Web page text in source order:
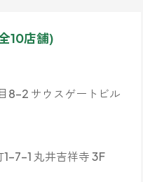
10店舗)
8-2 サウスゲートビル
7-1 丸井吉祥寺 3F